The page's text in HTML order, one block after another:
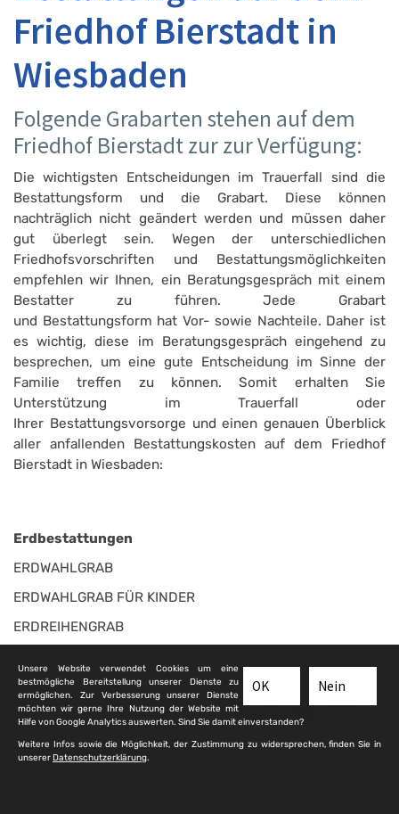
Friedhof Bierstadt in
Wiesbaden
Folgende Grabarten stehen auf dem
Friedhof Bierstadt zur zur Verfügung:
Die wichtigsten Entscheidungen im Trauerfall sind die
Bestattungsform und die Grabart. Diese können
nachträglich nicht geändert werden und müssen daher
gut überlegt sein. Wegen der unterschiedlichen
Friedhofsvorschriften und Bestattungsmöglichkeiten
empfehlen wir Ihnen, ein Beratungsgespräch mit einem
Bestatter zu führen. Jede Grabart
und Bestattungsform hat Vor- sowie Nachteile. Daher ist
es wichtig, diese im Beratungsgespräch eingehend zu
besprechen, um eine gute Entscheidung im Sinne der
Familie treffen zu können. Somit erhalten Sie
Unterstützung im Trauerfall oder
Ihrer Bestattungsvorsorge und einen genauen Überblick
aller anfallenden Bestattungskosten auf dem Friedhof
Bierstadt in Wiesbaden:
Erdbestattungen
ERDWAHLGRAB
ERDWAHLGRAB FÜR KINDER
ERDREIHENGRAB
GRUFT
Feuerbestattungen
URNENWAHLGRAB
Nein
OK
Unsere Website verwendet Cookies um eine
bestmögliche Bereitstellung unserer Dienste zu
ermöglichen. Zur Verbesserung unserer Dienste
möchten wir gerne Ihre Nutzung der Website mit
Hilfe von Google Analytics auswerten. Sind Sie damit einverstanden?
Weitere Infos sowie die Möglichkeit, der Zustimmung zu widersprechen, finden Sie in
unsererDatenschutzerklärung.